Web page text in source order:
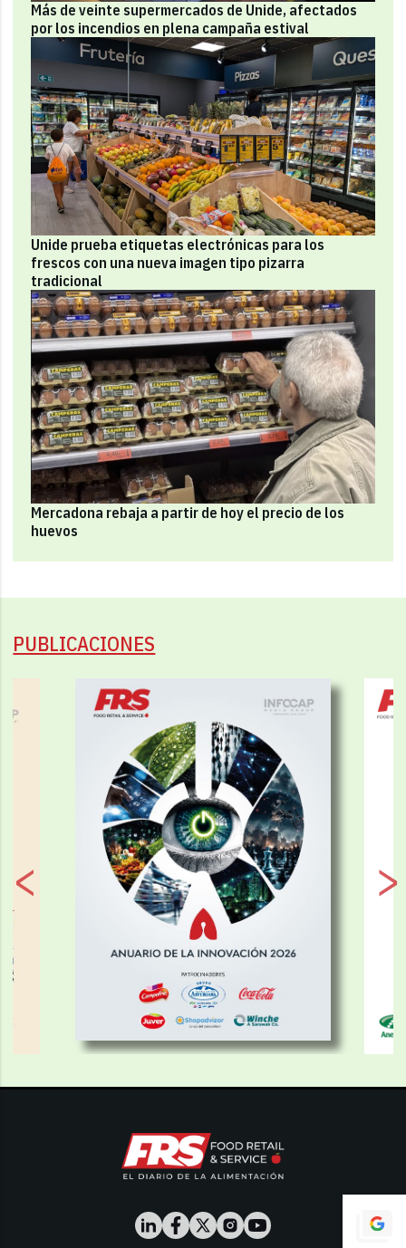
Más de veinte supermercados de Unide, afectados
por los incendios en plena campaña estival
Unide prueba etiquetas electrónicas para los
frescos con una nueva imagen tipo pizarra
tradicional
Mercadona rebaja a partir de hoy el precio de los
huevos
PUBLICACIONES